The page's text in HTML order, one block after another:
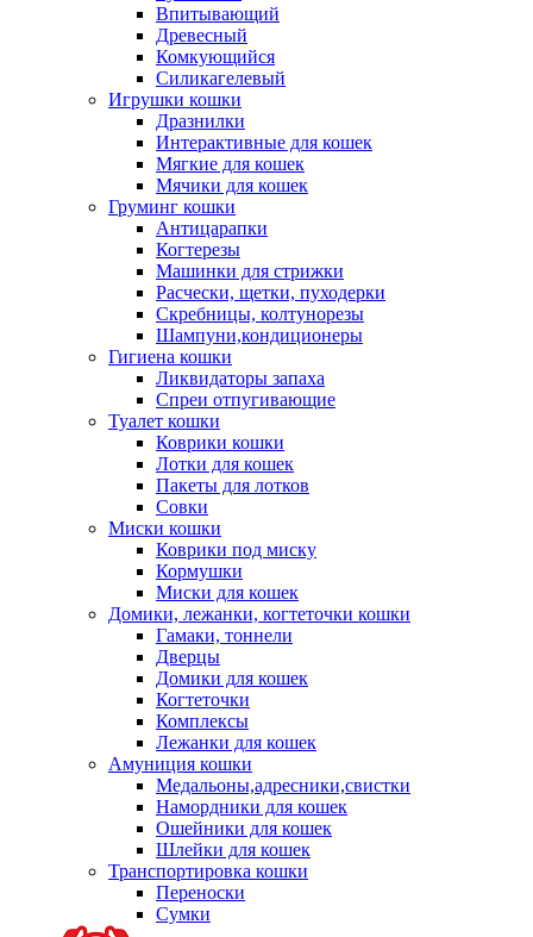
Впитывающий
Древесный
Комкующийся
Силикагелевый
Игрушки кошки
Дразнилки
Интерактивные для кошек
Мягкие для кошек
Мячики для кошек
Груминг кошки
Антицарапки
Когтерезы
Машинки для стрижки
Расчески, щетки, пуходерки
Скребницы, колтунорезы
Шампуни,кондиционеры
Гигиена кошки
Ликвидаторы запаха
Спреи отпугивающие
Туалет кошки
Коврики кошки
Лотки для кошек
Пакеты для лотков
Совки
Миски кошки
Коврики под миску
Кормушки
Миски для кошек
Домики, лежанки, когтеточки кошки
Гамаки, тоннели
Дверцы
Домики для кошек
Когтеточки
Комплексы
Лежанки для кошек
Амуниция кошки
Медальоны,адресники,свистки
Намордники для кошек
Ошейники для кошек
Шлейки для кошек
Транспортировка кошки
Переноски
Сумки